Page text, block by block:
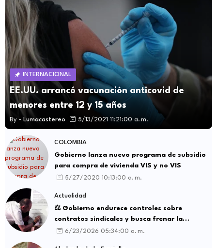
INTERNACIONAL
EE.UU. arrancó vacunación anticovid de
menores entre 12 y 15 años
By - Lumacastereo 5/13/2021 11:21:00 a. m.
COLOMBIA
Gobierno lanza nuevo programa de subsidio
para compra de vivienda VIS y no VIS
5/27/2020 10:13:00 a. m.
Actualidad
⚖️ Gobierno endurece controles sobre
contratos sindicales y busca frenar la
intermediación laboral ilegal
6/23/2026 05:34:00 a. m.